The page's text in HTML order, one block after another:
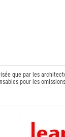
que par les
pour les